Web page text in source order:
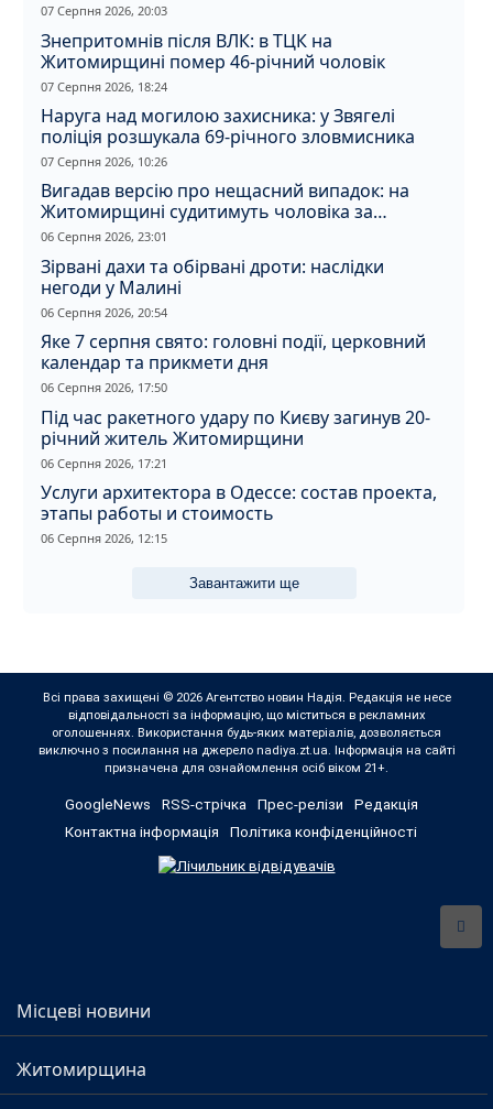
07 Серпня 2026, 20:03
Знепритомнів після ВЛК: в ТЦК на
Житомирщині помер 46-річний чоловік
07 Серпня 2026, 18:24
Наруга над могилою захисника: у Звягелі
поліція розшукала 69-річного зловмисника
07 Серпня 2026, 10:26
Вигадав версію про нещасний випадок: на
Житомирщині судитимуть чоловіка за
вбивство співмешканки
06 Серпня 2026, 23:01
Зірвані дахи та обірвані дроти: наслідки
негоди у Малині
06 Серпня 2026, 20:54
Яке 7 серпня свято: головні події, церковний
календар та прикмети дня
06 Серпня 2026, 17:50
Під час ракетного удару по Києву загинув 20-
річний житель Житомирщини
06 Серпня 2026, 17:21
Услуги архитектора в Одессе: состав проекта,
этапы работы и стоимость
06 Серпня 2026, 12:15
Завантажити ще
Всі права захищені © 2026 Агентство новин Надія. Редакція не несе
відповідальності за інформацію, що міститься в рекламних
оголошеннях. Використання будь-яких матеріалів, дозволяється
виключно з посилання на джерело nadiya.zt.ua. Інформація на сайті
призначена для ознайомлення осіб віком 21+.
GoogleNews RSS-стрічка Прес-релізи
Редакція
Контактна інформація
Політика конфіденційності
Місцеві новини
Житомирщина